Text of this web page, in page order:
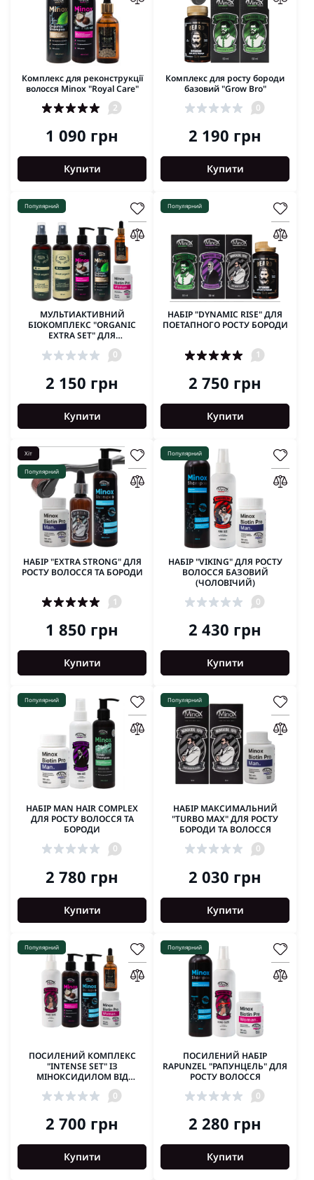
Комплекс для реконструкції
волосся Minox "Royal Care"
2
1 090 грн
Купити
Комплекс для росту бороди
базовий "Grow Bro"
0
2 190 грн
Купити
Популярний
МУЛЬТИАКТИВНИЙ
БІОКОМПЛЕКС "ORGANIC
EXTRA SET" ДЛЯ
ВІДНОВЛЕННЯ ВОЛОССЯ
0
2 150 грн
Купити
Популярний
НАБІР "DYNAMIC RISE" ДЛЯ
ПОЕТАПНОГО РОСТУ БОРОДИ
1
2 750 грн
Купити
Хіт
Популярний
НАБІР "EXTRA STRONG" ДЛЯ
РОСТУ ВОЛОССЯ ТА БОРОДИ
1
1 850 грн
Купити
Популярний
НАБІР "VIKING" ДЛЯ РОСТУ
ВОЛОССЯ БАЗОВИЙ
(ЧОЛОВІЧИЙ)
0
2 430 грн
Купити
Популярний
НАБІР MAN HAIR COMPLEX
ДЛЯ РОСТУ ВОЛОССЯ ТА
БОРОДИ
0
2 780 грн
Купити
Популярний
НАБІР МАКСИМАЛЬНИЙ
"TURBO MAX" ДЛЯ РОСТУ
БОРОДИ ТА ВОЛОССЯ
0
2 030 грн
Купити
Популярний
ПОСИЛЕНИЙ КОМПЛЕКС
"INTENSE SET" ІЗ
МІНОКСИДИЛОМ ВІД
ВИПАДІННЯ ВОЛОССЯ
0
2 700 грн
Купити
Популярний
ПОСИЛЕНИЙ НАБІР
RAPUNZEL "РАПУНЦЕЛЬ" ДЛЯ
РОСТУ ВОЛОССЯ
0
2 280 грн
Купити